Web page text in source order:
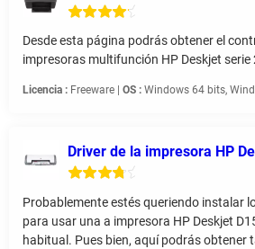
Desde esta página podrás obtener el
impresoras multifunción HP Deskjet serie
Licencia : Freeware | OS : Windows 64 bits,
Driver de la impresora HP
Probablemente estés queriendo instalar
para usar una a impresora HP Deskjet
habitual. Pues bien, aquí podrás obtener